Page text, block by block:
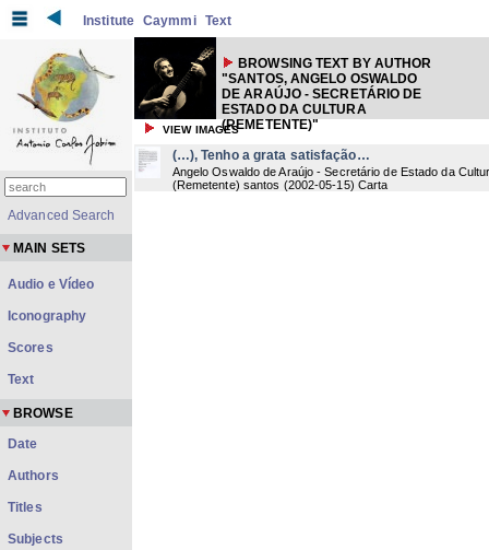
Institute Caymmi Text
BROWSING TEXT BY AUTHOR
"SANTOS, ANGELO OSWALDO
DE ARAÚJO - SECRETÁRIO DE
ESTADO DA CULTURA
(REMETENTE)"
VIEW IMAGES
(…), Tenho a grata satisfação…
Angelo Oswaldo de Araújo - Secretário de Estado da
(Remetente) santos (2002-05-15) Carta
Advanced Search
MAIN SETS
Audio e Vídeo
Iconography
Scores
Text
BROWSE
Date
Authors
Titles
Subjects